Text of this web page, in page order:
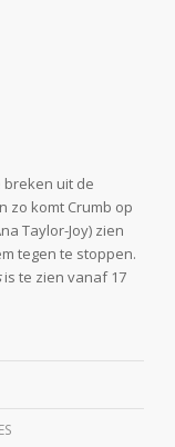
uit de
zo komt Crumb op
Taylor-Joy) zien
tegen te stoppen.
is te zien vanaf 17